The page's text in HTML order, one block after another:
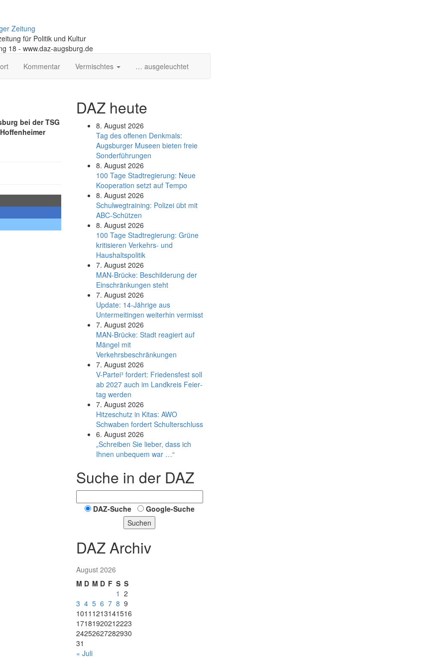
Zeitung
für Politik und Kultur
18 - www.daz-augsburg.de
Kommentar Vermischtes … ausgeleuchtet
bei der TSG
DAZ heute
8. August 2026
Tag des offenen Denkmals:
Augsburger Museen bieten freie
Sonderführungen
8. August 2026
100 Tage Stadtregierung: Neue
Kooperation setzt auf Tempo
8. August 2026
Schul­weg­trai­ning: Poli­zei übt mit
ABC-Schüt­zen
8. August 2026
100 Tage Stadtregierung: Grüne
kritisieren Verkehrs- und
Haushaltspolitik
7. August 2026
MAN-Brücke: Beschilderung der
Einschränkungen steht
7. August 2026
Update: 14-Jährige aus
Untermeitingen weiterhin vermisst
7. August 2026
MAN-Brücke: Stadt reagiert auf
Mängel mit
Verkehrsbeschränkungen
7. August 2026
V-Partei­³ fordert: Friedens­fest soll
ab 2027 auch im Land­kreis Feier­
tag werden
7. August 2026
Hitzeschutz in Kitas: AWO
Schwaben fordert Schulterschluss
6. August 2026
„Schreiben Sie lieber, dass ich
Ihnen unbequem war …“
Suche in der DAZ
DAZ-Suche
Google-Suche
Suchen
DAZ Archiv
August 2026
M D M D F S S
1 2
3 4 5 6 7 8 9
1011 1213141516
17181920212223
24252627282930
31
« Juli